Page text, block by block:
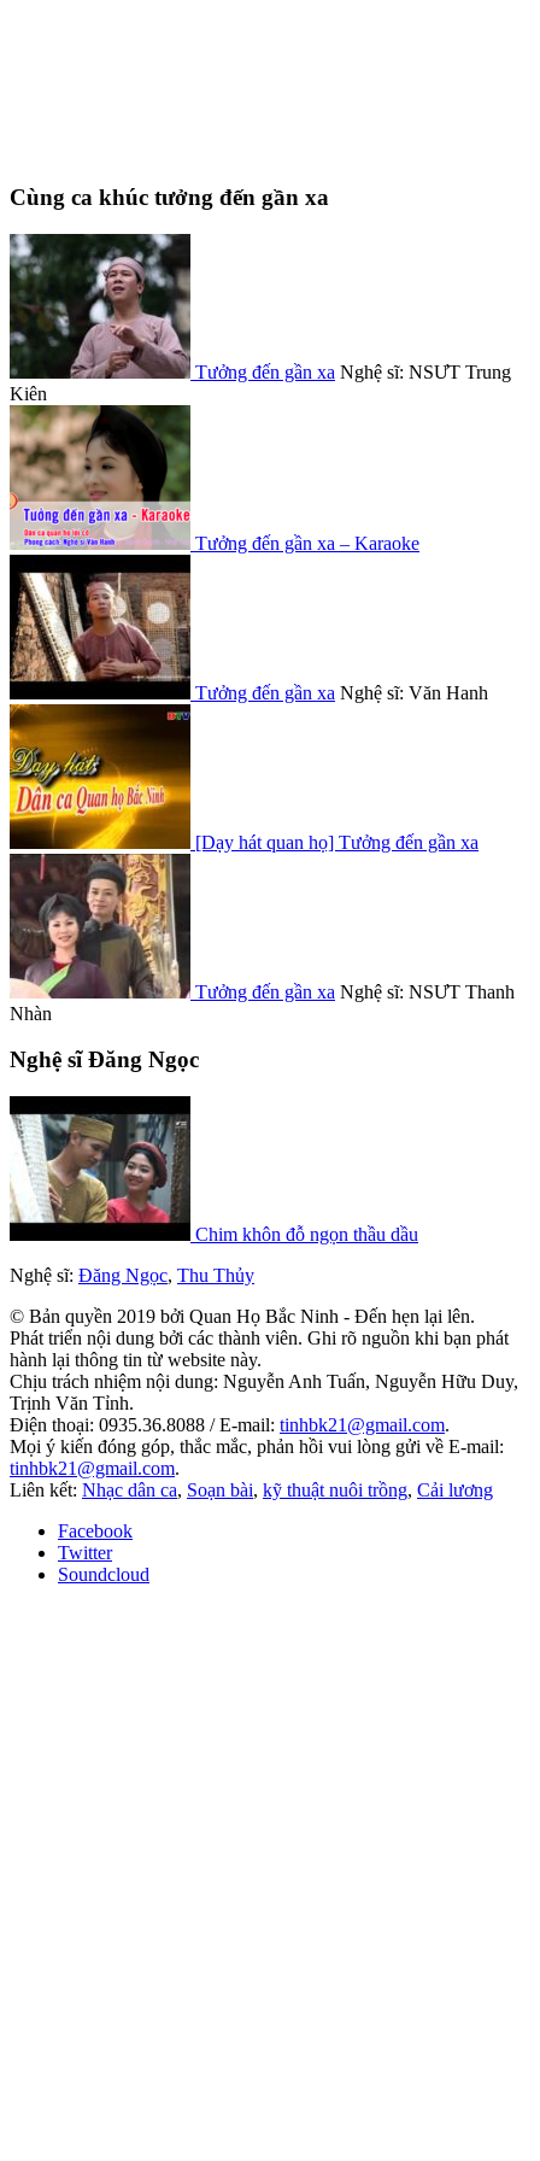
Cùng ca khúc tưởng đến gần xa
Tưởng đến gần xa Nghệ sĩ: NSƯT Trung
Kiên
Tưởng đến gần xa – Karaoke
Tưởng đến gần xa Nghệ sĩ: Văn Hanh
[Dạy hát quan họ] Tưởng đến gần xa
Tưởng đến gần xa Nghệ sĩ: NSƯT Thanh
Nhàn
Nghệ sĩ Đăng Ngọc
Chim khôn đỗ ngọn thầu dầu
Nghệ sĩ: Đăng Ngọc, Thu Thủy
© Bản quyền 2019 bởi Quan Họ Bắc Ninh - Đến hẹn lại lên.
Phát triển nội dung bởi các thành viên. Ghi rõ nguồn khi bạn phát
hành lại thông tin từ website này.
Chịu trách nhiệm nội dung: Nguyễn Anh Tuấn, Nguyễn Hữu Duy,
Trịnh Văn Tỉnh.
Điện thoại: 0935.36.8088 / E-mail: tinhbk21@gmail.com.
Mọi ý kiến đóng góp, thắc mắc, phản hồi vui lòng gửi về E-mail:
tinhbk21@gmail.com.
Liên kết: Nhạc dân ca, Soạn bài, kỹ thuật nuôi trồng, Cải lương
Facebook
Twitter
Soundcloud